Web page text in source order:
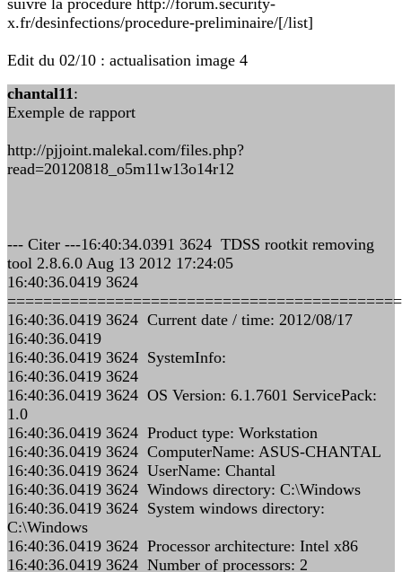
suivre la procédure http://forum.security-
x.fr/desinfections/procedure-preliminaire/[/list]
Edit du 02/10 : actualisation image 4
chantal11:
Exemple de rapport
http://pjjoint.malekal.com/files.php?
read=20120818_o5m11w13o14r12
--- Citer ---16:40:34.0391 3624 TDSS rootkit removing
tool 2.8.6.0 Aug 13 2012 17:24:05
16:40:36.0419 3624
16:40:36.0419 3624 Current date / time: 2012/08/17
16:40:36.0419
16:40:36.0419 3624 SystemInfo:
16:40:36.0419 3624
16:40:36.0419 3624 OS Version: 6.1.7601 ServicePack:
1.0
16:40:36.0419 3624 Product type: Workstation
16:40:36.0419 3624 ComputerName: ASUS-CHANTAL
16:40:36.0419 3624 UserName: Chantal
16:40:36.0419 3624 Windows directory: C:\Windows
16:40:36.0419 3624 System windows directory:
C:\Windows
16:40:36.0419 3624 Processor architecture: Intel x86
16:40:36.0419 3624 Number of processors: 2